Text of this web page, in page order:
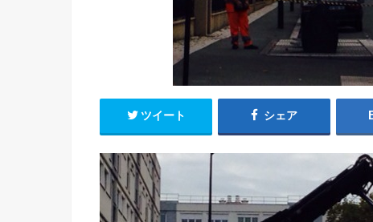
ツイート シェア